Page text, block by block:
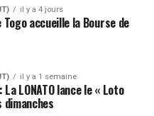
il y a 4 jours
accueille la Bourse de
il y a 1 semaine
LONATO lance le « Loto